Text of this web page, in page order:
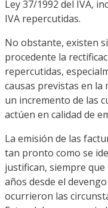
Ley 37/1992 del IVA,
IVA repercutidas.
No obstante, existen
procedente la
repercutidas,
causas previstas en la
un incremento de las
actúen en calidad de
La emisión de las
tan pronto como se
justifican, siempre
años desde el
ocurrieron las